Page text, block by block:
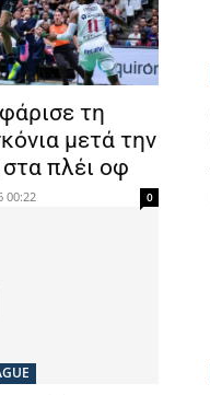
τη
μετά την
πλέι οφ
00:22 0